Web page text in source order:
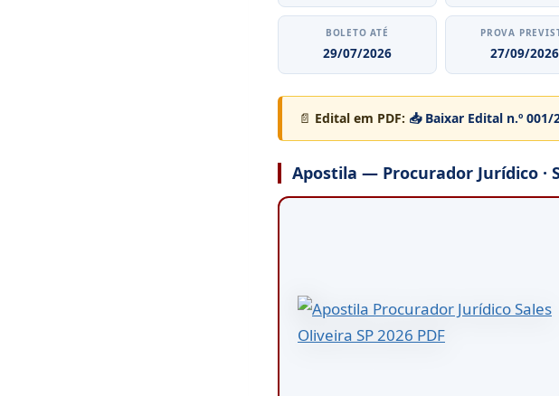
BOLETO ATÉ
29/07/2026
PROVA
27/09/2026
📄 Edital em PDF: 📥 Baixar Edital n.º
Apostila — Procurador Jurídico ·